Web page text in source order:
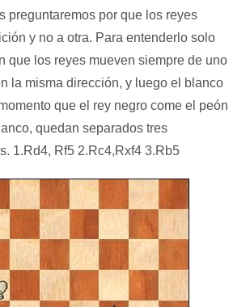
preguntaremos por que los reyes
y no a otra. Para entenderlo solo
que los reyes mueven siempre de uno
la misma dirección, y luego el blanco
que el rey negro come el peón
quedan separados tres
1.Rd4, Rf5 2.Rc4,Rxf4 3.Rb5